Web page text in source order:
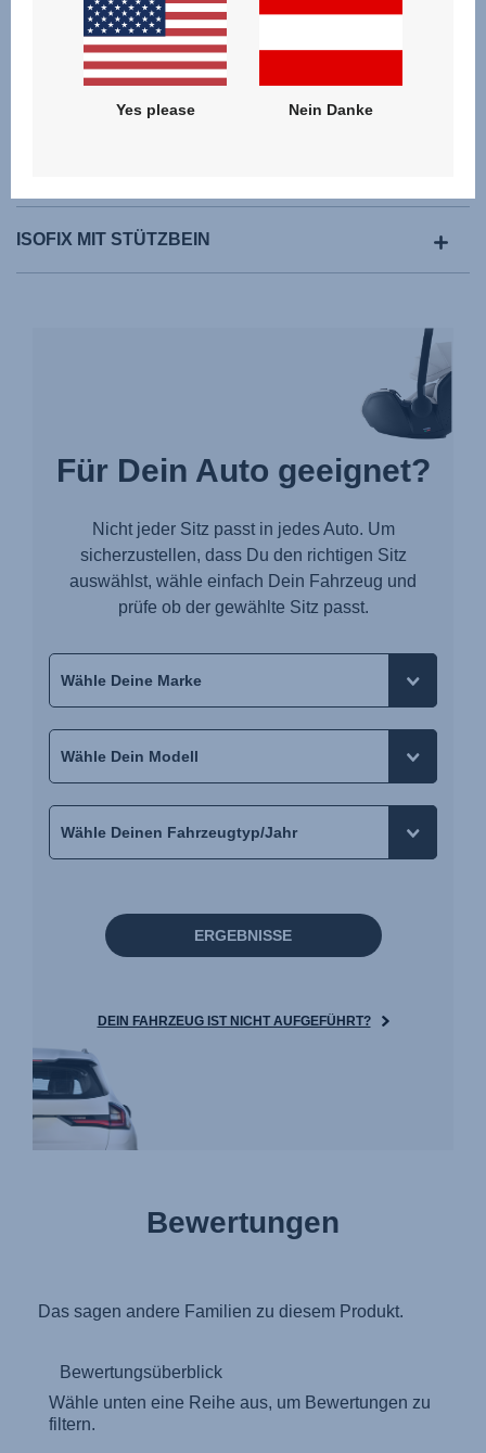
ISOFIX MIT STÜTZBEIN
Für Dein Auto geeignet?
Nicht jeder Sitz passt in jedes Auto. Um
sicherzustellen, dass Du den richtigen Sitz
auswählst, wähle einfach Dein Fahrzeug und
prüfe ob der gewählte Sitz passt.
ERGEBNISSE
DEIN FAHRZEUG IST NICHT AUFGEFÜHRT?
Bewertungen
Yes please Nein Danke